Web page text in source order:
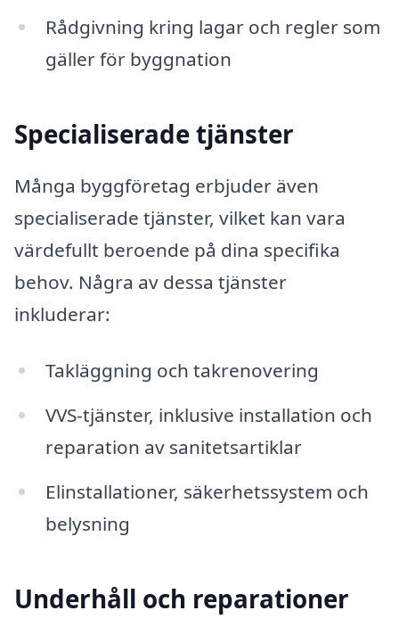
Rådgivning kring lagar och regler som
gäller för byggnation
Specialiserade tjänster
Många byggföretag erbjuder även
specialiserade tjänster, vilket kan vara
värdefullt beroende på dina specifika
behov. Några av dessa tjänster
inkluderar:
Takläggning och takrenovering
VVS-tjänster, inklusive installation och
reparation av sanitetsartiklar
Elinstallationer, säkerhetssystem och
belysning
Underhåll och reparationer